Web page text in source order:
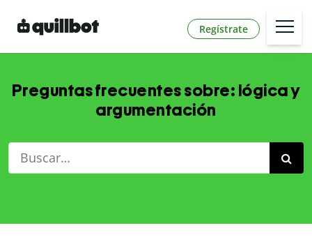
Regístrate
Preguntas frecuentes sobre: lógica y
argumentación